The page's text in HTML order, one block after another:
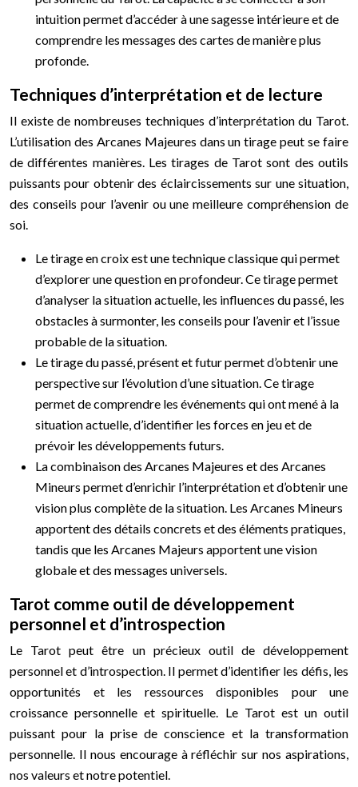
intuition permet d’accéder à une sagesse intérieure et de
comprendre les messages des cartes de manière plus
profonde.
Techniques d’interprétation et de lecture
Il existe de nombreuses techniques d’interprétation du Tarot.
L’utilisation des Arcanes Majeures dans un tirage peut se faire
de différentes manières. Les tirages de Tarot sont des outils
puissants pour obtenir des éclaircissements sur une situation,
des conseils pour l’avenir ou une meilleure compréhension de
soi.
Le tirage en croix est une technique classique qui permet
d’explorer une question en profondeur. Ce tirage permet
d’analyser la situation actuelle, les influences du passé, les
obstacles à surmonter, les conseils pour l’avenir et l’issue
probable de la situation.
Le tirage du passé, présent et futur permet d’obtenir une
perspective sur l’évolution d’une situation. Ce tirage
permet de comprendre les événements qui ont mené à la
situation actuelle, d’identifier les forces en jeu et de
prévoir les développements futurs.
La combinaison des Arcanes Majeures et des Arcanes
Mineurs permet d’enrichir l’interprétation et d’obtenir une
vision plus complète de la situation. Les Arcanes Mineurs
apportent des détails concrets et des éléments pratiques,
tandis que les Arcanes Majeurs apportent une vision
globale et des messages universels.
Tarot comme outil de développement
personnel et d’introspection
Le Tarot peut être un précieux outil de développement
personnel et d’introspection. Il permet d’identifier les défis, les
opportunités et les ressources disponibles pour une
croissance personnelle et spirituelle. Le Tarot est un outil
puissant pour la prise de conscience et la transformation
personnelle. Il nous encourage à réfléchir sur nos aspirations,
nos valeurs et notre potentiel.